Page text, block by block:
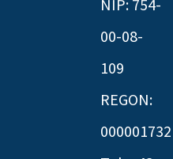
NIP: 754-
00-08-
109
REGON:
000001732